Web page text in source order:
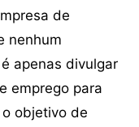
de
nenhum
apenas divulgar
emprego para
objetivo de